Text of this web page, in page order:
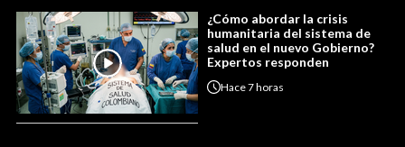
¿Cómo abordar la crisis
humanitaria del sistema de
salud en el nuevo Gobierno?
Expertos responden
Hace7 horas